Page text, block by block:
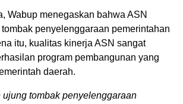
Wabup menegaskan bahwa ASN
penyelenggaraan pemerintahan
itu, kualitas kinerja ASN sangat
program pembangunan yang
daerah.
ujung tombak penyelenggaraan